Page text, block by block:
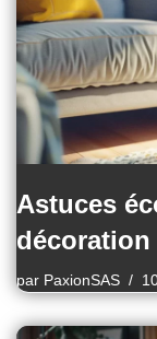
Astuces
par PaxionSAS